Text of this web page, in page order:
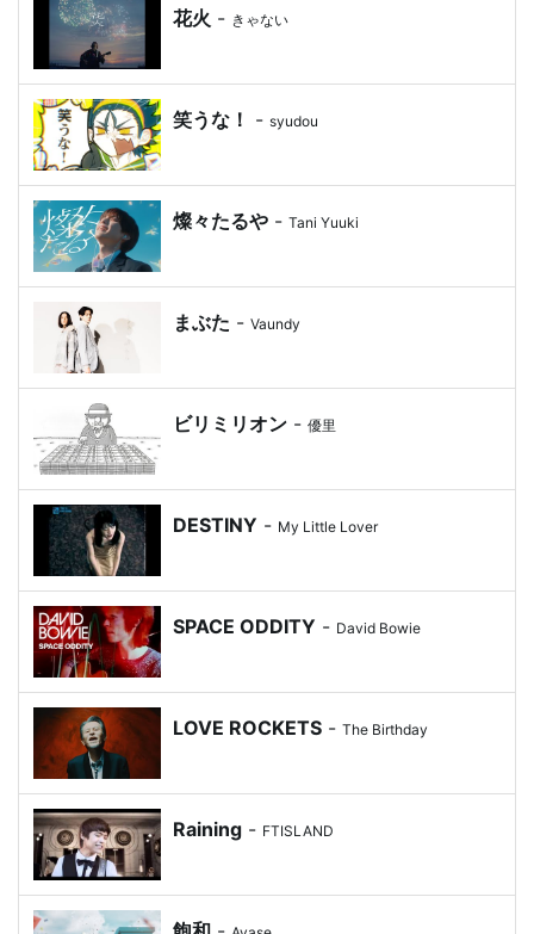
花火 - きゃない
笑うな！ - syudou
燦々たるや- Tani Yuuki
まぶた - Vaundy
ビリミリオン- 優里
DESTINY - My Little Lover
SPACE ODDITY - David Bowie
LOVE ROCKETS- The Birthday
Raining- FTISLAND